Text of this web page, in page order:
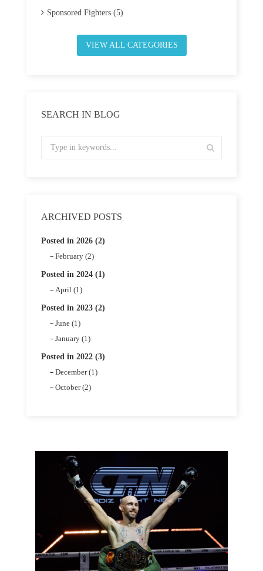
Sponsored Fighters (5)
VIEW ALL CATEGORIES
SEARCH IN BLOG
ARCHIVED POSTS
Posted in 2026 (2)
February (2)
Posted in 2024 (1)
April (1)
Posted in 2023 (2)
June (1)
January (1)
Posted in 2022 (3)
December (1)
October (2)